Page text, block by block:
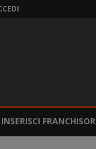
INSERISCI FRANCHISOR